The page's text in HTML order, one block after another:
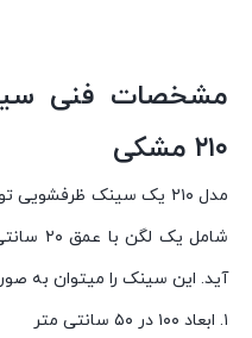
مشخصات فنی
۲۱۰ مشکی
مدل ۲۱۰ یک سینک
شامل
آید. این سینک را میتوان به
۱. ابعاد ۱۰۰ در ۵۰ سانتی متر